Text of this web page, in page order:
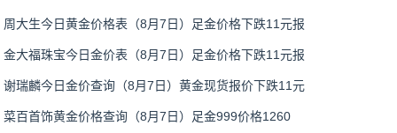
周大生今日黄金价格表（8月7日）足金价格下跌11元报
金大福珠宝今日金价表（8月7日）足金价格下跌11元报
谢瑞麟今日金价查询（8月7日）黄金现货报价下跌11元
菜百首饰黄金价格查询（8月7日）足金999价格1260